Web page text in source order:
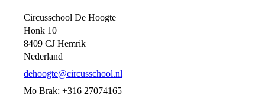
Circusschool De Hoogte
Honk 10
8409 CJ Hemrik
Nederland
dehoogte@circusschool.nl
Mo Brak: +316 27074165